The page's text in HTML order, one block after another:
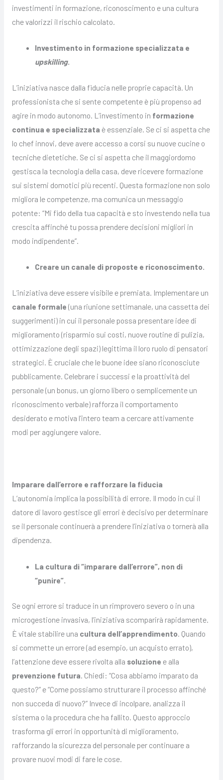
investimenti in formazione, riconoscimento e una cultura
che valorizzi il rischio calcolato.
Investimento in formazione specializzata e
upskilling.
L’iniziativa nasce dalla fiducia nelle proprie capacità. Un
professionista che si sente competente è più propenso ad
agire in modo autonomo. L’investimento in formazione
continua e specializzata è essenziale. Se ci si aspetta che
lo chef innovi, deve avere accesso a corsi su nuove cucine o
tecniche dietetiche. Se ci si aspetta che il maggiordomo
gestisca la tecnologia della casa, deve ricevere formazione
sui sistemi domotici più recenti. Questa formazione non solo
migliora le competenze, ma comunica un messaggio
potente: “Mi fido della tua capacità e sto investendo nella tua
crescita affinché tu possa prendere decisioni migliori in
modo indipendente”.
Creare un canale di proposte e riconoscimento.
L’iniziativa deve essere visibile e premiata. Implementare un
canale formale (una riunione settimanale, una cassetta dei
suggerimenti) in cui il personale possa presentare idee di
miglioramento (risparmio sui costi, nuove routine di pulizia,
ottimizzazione degli spazi) legittima il loro ruolo di pensatori
strategici. È cruciale che le buone idee siano riconosciute
pubblicamente. Celebrare i successi e la proattività del
personale (un bonus, un giorno libero o semplicemente un
riconoscimento verbale) rafforza il comportamento
desiderato e motiva l’intero team a cercare attivamente
modi per aggiungere valore.
Imparare dall’errore e rafforzare la fiducia
L’autonomia implica la possibilità di errore. Il modo in cui il
datore di lavoro gestisce gli errori è decisivo per determinare
se il personale continuerà a prendere l’iniziativa o tornerà alla
dipendenza.
La cultura di “imparare dall’errore”, non di
“punire”.
Se ogni errore si traduce in un rimprovero severo o in una
microgestione invasiva, l’iniziativa scomparirà rapidamente.
È vitale stabilire una cultura dell’apprendimento. Quando
si commette un errore (ad esempio, un acquisto errato),
l’attenzione deve essere rivolta alla soluzione e alla
prevenzione futura. Chiedi: “Cosa abbiamo imparato da
questo?” e “Come possiamo strutturare il processo affinché
non succeda di nuovo?” Invece di incolpare, analizza il
sistema o la procedura che ha fallito. Questo approccio
trasforma gli errori in opportunità di miglioramento,
rafforzando la sicurezza del personale per continuare a
provare nuovi modi di fare le cose.